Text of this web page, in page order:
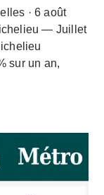
· 6 août
— Juillet
sur un an,